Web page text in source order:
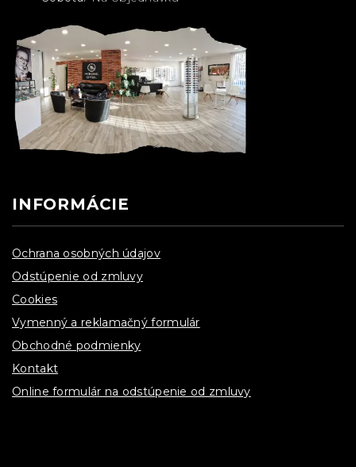
INFORMÁCIE
Ochrana osobných údajov
Odstúpenie od zmluvy
Cookies
Vymenný a reklamačný formulár
Obchodné podmienky
Kontakt
Online formulár na odstúpenie od zmluvy